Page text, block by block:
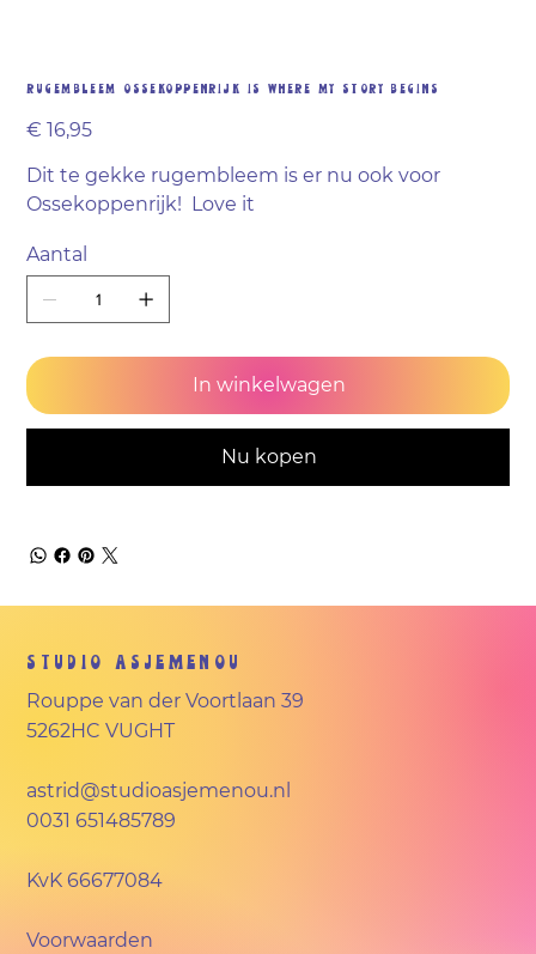
Rugembleem Ossekoppenrijk is where my story begins
Prijs
€ 16,95
Dit te gekke rugembleem is er nu ook voor
Ossekoppenrijk! Love it
Aantal
In winkelwagen
Nu kopen
Studio Asjemenou
Rouppe van der Voortlaan 39
5262HC VUGHT
astrid@studioasjemenou.nl
0031 651485789
KvK66677084
Voorwaarden